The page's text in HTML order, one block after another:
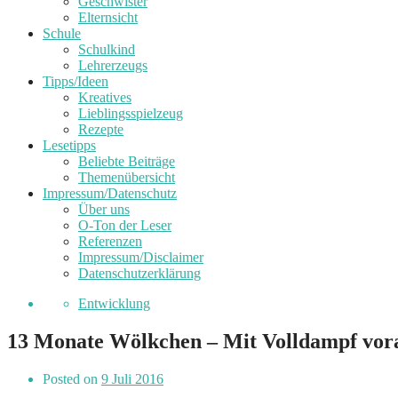
Elternsicht
Schule
Schulkind
Lehrerzeugs
Tipps/Ideen
Kreatives
Lieblingsspielzeug
Rezepte
Lesetipps
Beliebte Beiträge
Themenübersicht
Impressum/Datenschutz
Über uns
O-Ton der Leser
Referenzen
Impressum/Disclaimer
Datenschutzerklärung
Entwicklung
13 Monate Wölkchen – Mit Volldampf
Posted on 9 Juli 2016